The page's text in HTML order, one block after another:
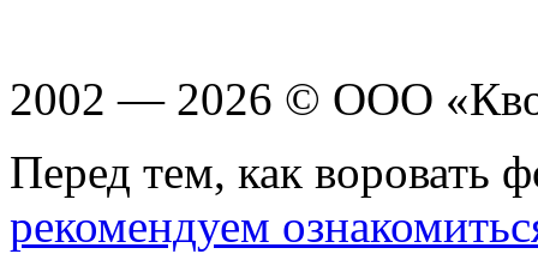
2002 — 2026 © ООО
Перед тем, как воровать
рекомендуем